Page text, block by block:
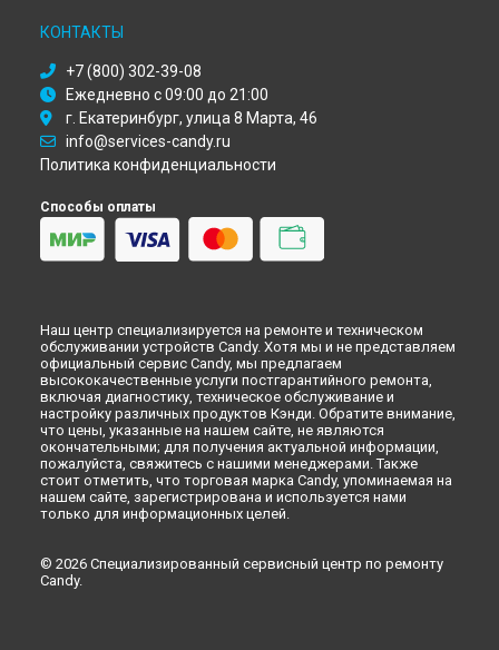
Ремонт холодильника CKBBF172 Candy в
Ремонт холодильника CKBBF172 Candy в
КОНТАКТЫ
+7 (800) 302-39-08
Ежедневно с 09:00 до 21:00
г. Екатеринбург, улица 8 Марта, 46
info@services-candy.ru
Политика конфиденциальности
Способы оплаты
Наш центр специализируется на ремонте и техническом
обслуживании устройств Candy. Хотя мы и не представляем
официальный сервис Candy, мы предлагаем
высококачественные услуги постгарантийного ремонта,
включая диагностику, техническое обслуживание и
настройку различных продуктов Кэнди. Обратите внимание,
что цены, указанные на нашем сайте, не являются
окончательными; для получения актуальной информации,
пожалуйста, свяжитесь с нашими менеджерами. Также
стоит отметить, что торговая марка Candy, упоминаемая на
нашем сайте, зарегистрирована и используется нами
только для информационных целей.
© 2026 Специализированный сервисный центр по ремонту
Candy.